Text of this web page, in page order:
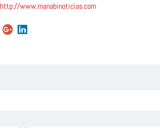
http://www.manabinoticias.com